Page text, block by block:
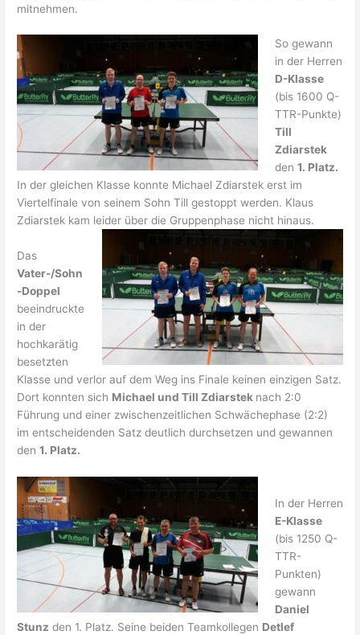
mitnehmen.
So gewann
in der Herren
D-Klasse
(bis 1600 Q-
TTR-Punkte)
Till
Zdiarstek
den 1. Platz.
In der gleichen Klasse konnte Michael Zdiarstek erst im
Viertelfinale von seinem Sohn Till gestoppt werden. Klaus
Zdiarstek kam leider über die Gruppenphase nicht hinaus.
Das
Vater-/Sohn
-Doppel
beeindruckte
in der
hochkarätig
besetzten
Klasse und verlor auf dem Weg ins Finale keinen einzigen Satz.
Dort konnten sich Michael und Till Zdiarstek nach 2:0
Führung und einer zwischenzeitlichen Schwächephase (2:2)
im entscheidenden Satz deutlich durchsetzen und gewannen
den1. Platz.
In der Herren
E-Klasse
(bis 1250 Q-
TTR-
Punkten)
gewann
Daniel
Stunz den 1. Platz. Seine beiden Teamkollegen Detlef